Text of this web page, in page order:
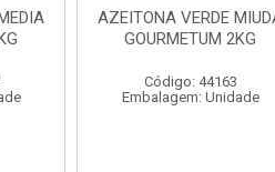
AZEITONA VERDE
GOURMETUM 2KG
Código: 44163
Embalagem: Unidade